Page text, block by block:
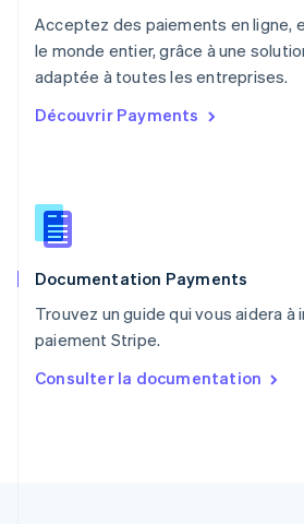
Acceptez des paiements en ligne,
le monde entier, grâce à une
adaptée à toutes les entreprises.
Découvrir Payments
Documentation Payments
Trouvez un guide qui vous aidera à
paiement Stripe.
Consulter la documentation
NederlandsEnglish
Pologne
English
PortuguêsEnglish
English
Roumanie
Royaume-Uni
Singapour
English 简体中文
English